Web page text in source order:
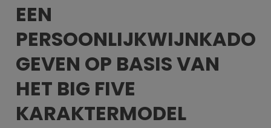
EEN
PERSOONLIJKWIJNKADO
GEVEN OP BASIS VAN
HET BIG FIVE
KARAKTERMODEL